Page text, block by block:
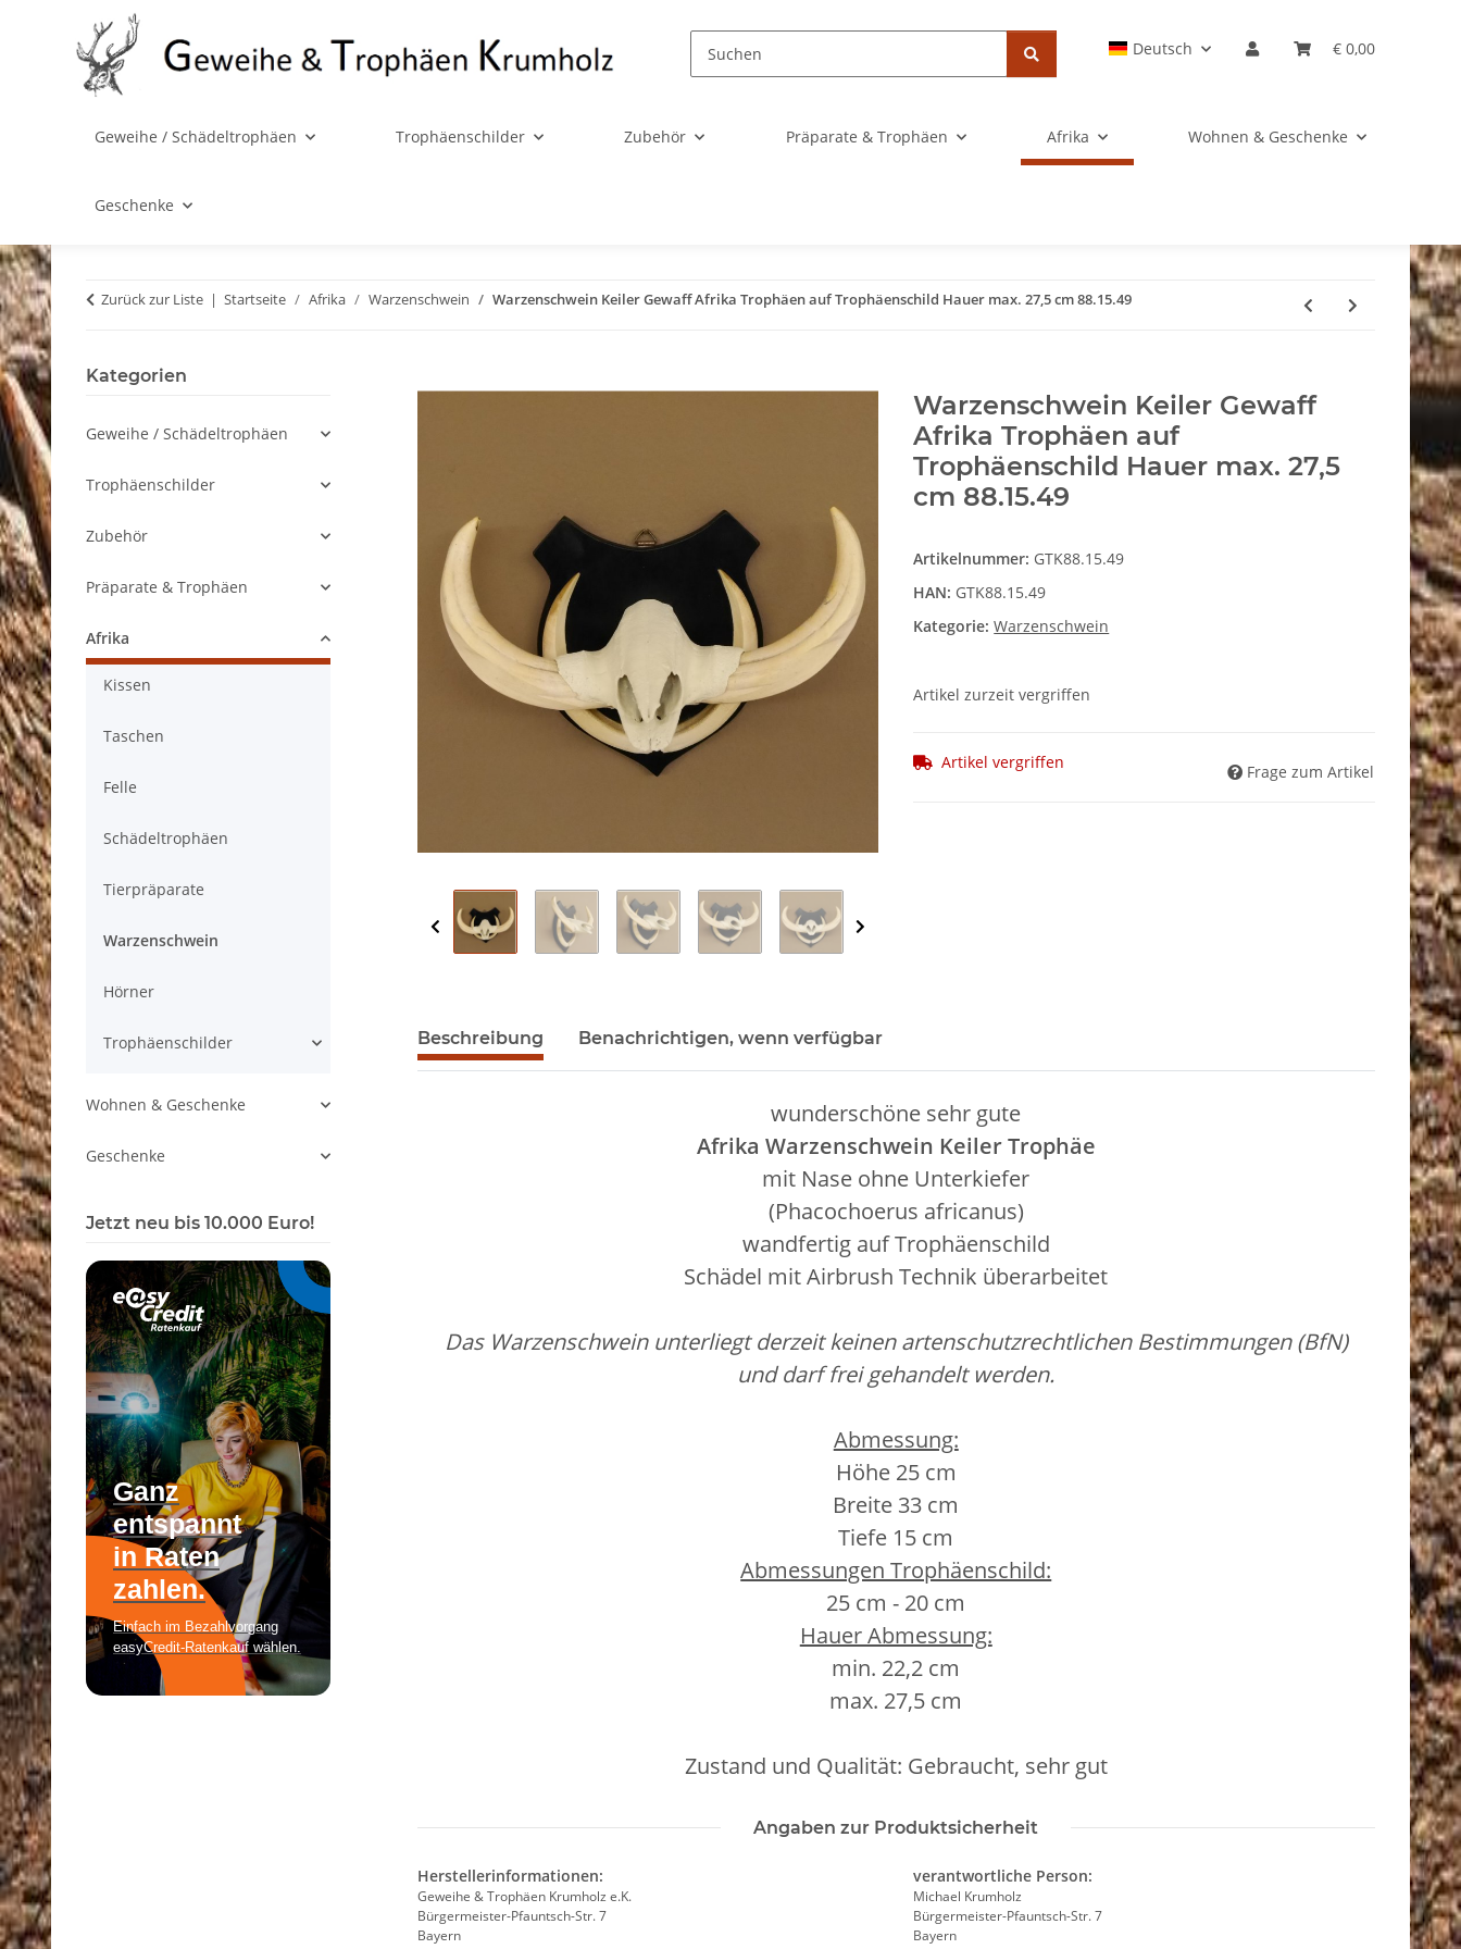
Deutsch € 0,00
Geweihe / Schädeltrophäen Trophäenschilder Zubehör Präparate & Trophäen Afrika Wohnen & Geschenke
Geschenke
Zurück zur Liste Startseite Afrika Warzenschwein Warzenschwein Keiler Gewaff Afrika Trophäen auf Trophäenschild Hauer max. 27,5 cm 88.15.49
Warzenschwein Keiler Gewaff
Afrika Trophäen auf
Trophäenschild Hauer max. 27,5
cm 88.15.49
Artikelnummer: GTK88.15.49
HAN: GTK88.15.49
Kategorie:Warzenschwein
Artikel zurzeit vergriffen
Artikel vergriffen Frage zum Artikel
Beschreibung Benachrichtigen, wenn verfügbar
wunderschöne sehr gute
Afrika Warzenschwein Keiler Trophäe
mit Nase ohne Unterkiefer
(Phacochoerus africanus)
wandfertig auf Trophäenschild
Schädel mit Airbrush Technik überarbeitet
Das Warzenschwein unterliegt derzeit keinen artenschutzrechtlichen Bestimmungen (BfN)
und darf frei gehandelt werden.
Abmessung:
Höhe 25 cm
Breite 33 cm
Tiefe 15 cm
Abmessungen Trophäenschild:
25 cm - 20 cm
Hauer Abmessung:
min. 22,2 cm
max. 27,5 cm
Zustand und Qualität: Gebraucht, sehr gut
Angaben zur Produktsicherheit
Herstellerinformationen:
Geweihe & Trophäen Krumholz e.K.
Bürgermeister-Pfauntsch-Str. 7
Bayern
verantwortliche Person:
Michael Krumholz
Bürgermeister-Pfauntsch-Str. 7
Bayern
Kategorien
Geweihe / Schädeltrophäen
Trophäenschilder
Zubehör
Präparate & Trophäen
Afrika
Kissen
Taschen
Felle
Schädeltrophäen
Tierpräparate
Warzenschwein
Hörner
Trophäenschilder
Wohnen & Geschenke
Geschenke
Jetzt neu bis 10.000 Euro!